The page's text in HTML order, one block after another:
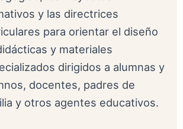
y las directrices
para orientar el diseño
y materiales
dirigidos a alumnas y
docentes, padres de
y otros agentes educativos.